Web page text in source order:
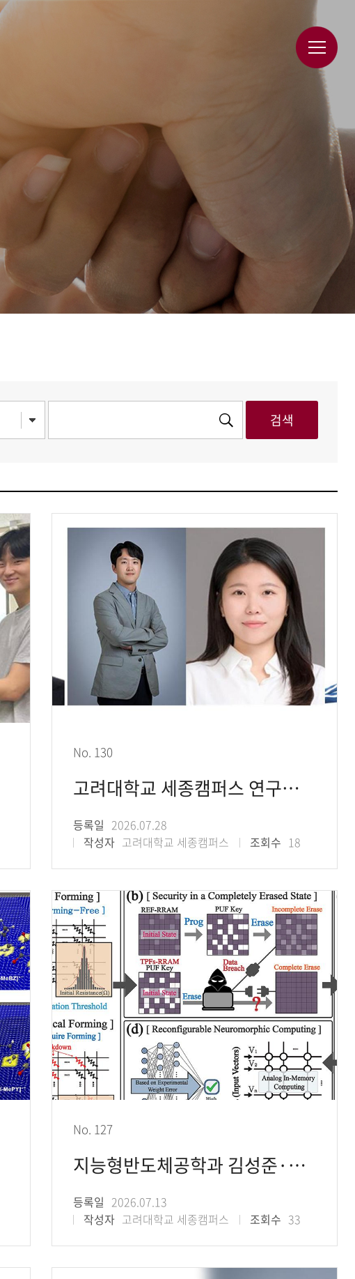
No. 130
고려대학교 세종캠퍼스 연구팀, 뇌자극 시간에 따른 신경변조 효과 규명
등록일 2026.07.28
작성자 고려대학교 세종캠퍼스 조회수 18
No. 127
지능형반도체공학과 김성준·황성민 교수 연구팀, ‘보안-연산’ 변환 가능한 열 제어 방식 차
등록일 2026.07.13
작성자 고려대학교 세종캠퍼스 조회수 33